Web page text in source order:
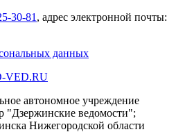
30-81 , адрес электронной почты:
данных
VED.RU
автономное учреждение
ведомости";
Нижегородской области